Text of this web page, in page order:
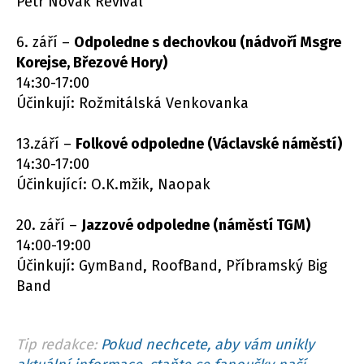
6. září – Odpoledne s dechovkou (nádvoří Msgre
Korejse, Březové Hory)
14:30-17:00
Účinkují: Rožmitálská Venkovanka
13.září – Folkové odpoledne (Václavské náměstí)
14:30-17:00
Účinkující: O.K.mžik, Naopak
20. září – Jazzové odpoledne (náměstí TGM)
14:00-19:00
Účinkují: GymBand, RoofBand, Příbramský Big
Band
Tip redakce: Pokud nechcete, aby vám unikly